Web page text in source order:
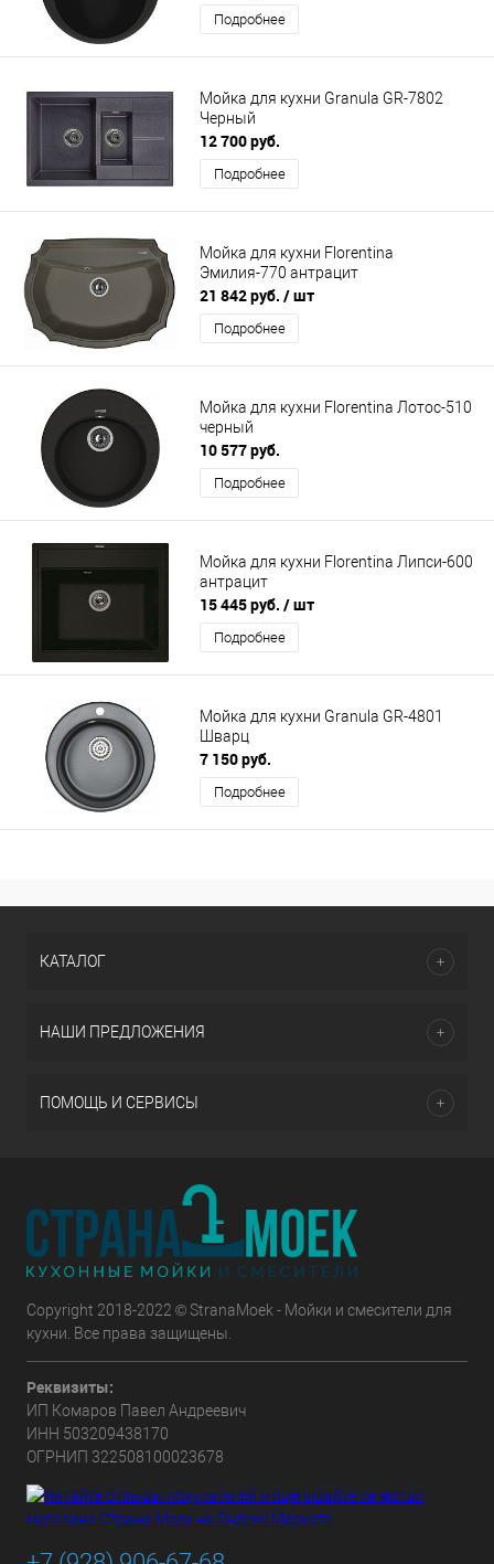
Подробнее
Мойка для кухни Granula GR-7802
Черный
12 700 руб.
Подробнее
Мойка для кухни Florentina
Эмилия-770 антрацит
21 842 руб. / шт
Подробнее
Мойка для кухни Florentina Лотос-510
черный
10 577 руб.
Подробнее
Мойка для кухни Florentina Липси-600
антрацит
15 445 руб. / шт
Подробнее
Мойка для кухни Granula GR-4801
Шварц
7 150 руб.
Подробнее
КАТАЛОГ
НАШИ ПРЕДЛОЖЕНИЯ
ПОМОЩЬ И СЕРВИСЫ
Copyright 2018-2022 © StranaMoek - Мойки и смесители для
кухни. Все права защищены.
Реквизиты:
ИП Комаров Павел Андреевич
ИНН 503209438170
ОГРНИП 322508100023678